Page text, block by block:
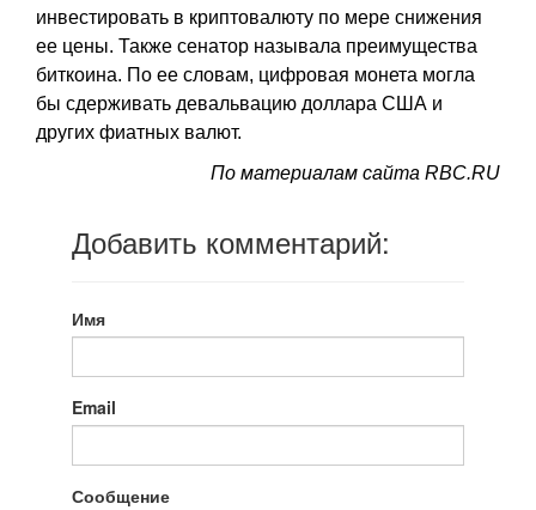
инвестировать в криптовалюту по мере снижения
ее цены. Также сенатор называла преимущества
биткоина. По ее словам, цифровая монета могла
бы сдерживать девальвацию доллара США и
других фиатных валют.
По материалам сайта RBC.RU
Добавить комментарий:
Имя
Email
Сообщение